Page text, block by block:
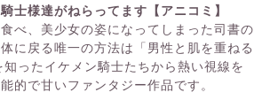
士様達がねらってます【アニコミ】
べ、美少女の姿になってしまった司書の
に戻る唯一の方法は「男性と肌を重ねる
ったイケメン騎士たちから熱い視線を
的で甘いファンタジー作品です。